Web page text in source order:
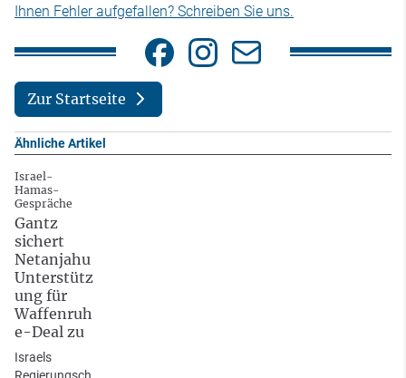
Ihnen Fehler aufgefallen? Schreiben Sie uns.
Zur Startseite
Ähnliche Artikel
Israel-
Hamas-
Gespräche
Gantz
sichert
Netanjahu
Unterstütz
ung für
Waffenruh
e-Deal zu
Israels
Regierungsch